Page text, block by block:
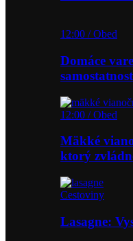
12:00 / Obed
Domáce
12:00 / Obed
Mäkké
ktorý
Cestoviny
Lasagne: